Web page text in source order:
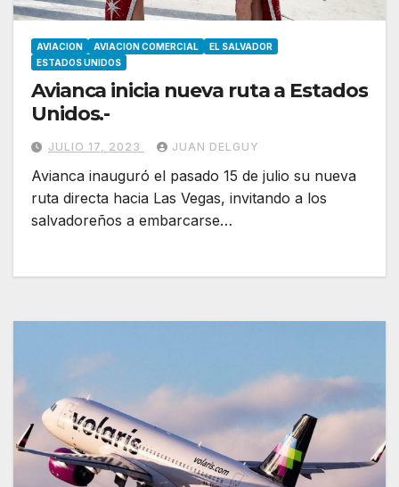
AVIACION AVIACION COMERCIAL
EL SALVADOR
ESTADOS UNIDOS
Avianca inicia nueva ruta a Estados
Unidos.-
JULIO 17, 2023 JUAN DELGUY
Avianca inauguró el pasado 15 de julio su nueva
ruta directa hacia Las Vegas, invitando a los
salvadoreños a embarcarse…